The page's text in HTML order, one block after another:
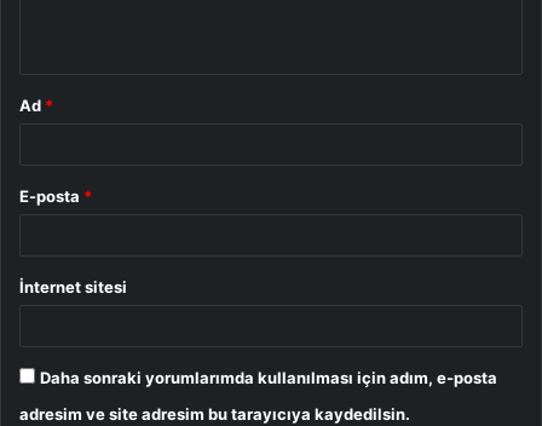
Ad *
E-posta *
İnternet sitesi
Daha sonraki yorumlarımda kullanılması için adım, e-posta
adresim ve site adresim bu tarayıcıya kaydedilsin.